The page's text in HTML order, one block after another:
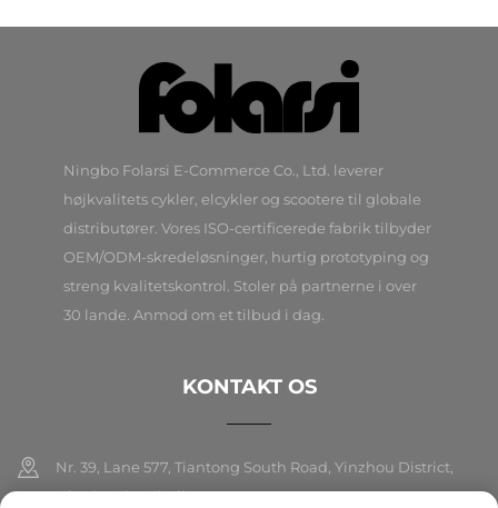
Ningbo Folarsi E-Commerce Co., Ltd. leverer
højkvalitets cykler, elcykler og scootere til globale
distributører. Vores ISO-certificerede fabrik tilbyder
OEM/ODM-skredeløsninger, hurtig prototyping og
streng kvalitetskontrol. Stoler på partnerne i over
30 lande. Anmod om et tilbud i dag.
KONTAKT OS
Nr. 39, Lane 577, Tiantong South Road, Yinzhou District,
Ningbo City, Zhejiang